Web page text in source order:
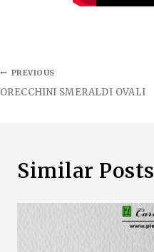
PREVIOUS
ORECCHINI SMERALDI OVALI
Similar Posts